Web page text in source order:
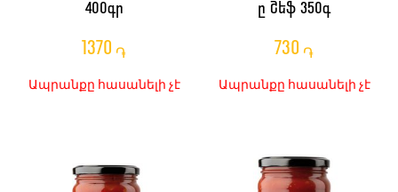
400գր
1370 ֏
Ապրանքը հասանելի չէ
ը Շեֆ 350գ
730 ֏
Ապրանքը հասանելի չէ